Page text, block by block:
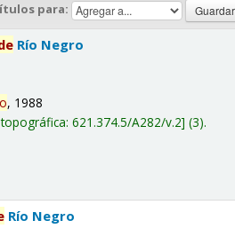
para:
Río Negro
, 1988
621.374.5/A282/v.2 (3).
Río Negro